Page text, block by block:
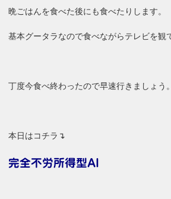
晩ごはんを食べた後にも食べたりします。
基本グータラなので食べながらテレビを観
丁度今食べ終わったので早速行きましょう。
本日はコチラ↴
完全不労所得型AI